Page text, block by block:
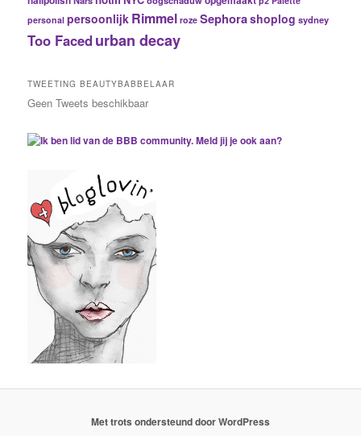
personal persoonlijk Rimmel roze Sephorashoplog sydney
Too Faced urban decay
TWEETING BEAUTYBABBELAAR
Geen Tweets beschikbaar
Met trots ondersteund door WordPress